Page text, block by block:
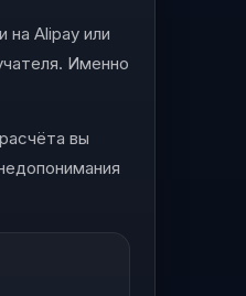
на Alipay или
Именно
вы